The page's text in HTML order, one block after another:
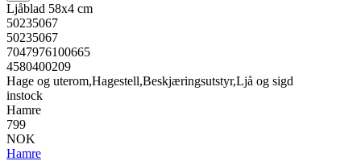
Ljåblad 58x4 cm
50235067
50235067
7047976100665
4580400209
Hage og uterom,Hagestell,Beskjæringsutstyr,Ljå og sigd
instock
Hamre
799
NOK
Hamre